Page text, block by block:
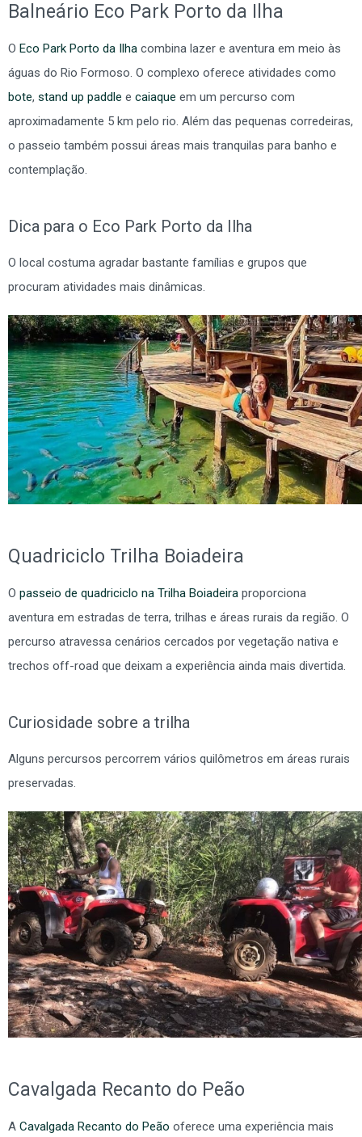
Balneário Eco Park Porto da Ilha
O Eco Park Porto da Ilha combina lazer e aventura em meio às
águas do Rio Formoso. O complexo oferece atividades como
bote, stand up paddle e caiaque em um percurso com
aproximadamente 5 km pelo rio. Além das pequenas corredeiras,
o passeio também possui áreas mais tranquilas para banho e
contemplação.
Dica para o Eco Park Porto da Ilha
O local costuma agradar bastante famílias e grupos que
procuram atividades mais dinâmicas.
Quadriciclo Trilha Boiadeira
O passeio de quadriciclo na Trilha Boiadeira proporciona
aventura em estradas de terra, trilhas e áreas rurais da região. O
percurso atravessa cenários cercados por vegetação nativa e
trechos off-road que deixam a experiência ainda mais divertida.
Curiosidade sobre a trilha
Alguns percursos percorrem vários quilômetros em áreas rurais
preservadas.
Cavalgada Recanto do Peão
A Cavalgada Recanto do Peão oferece uma experiência mais